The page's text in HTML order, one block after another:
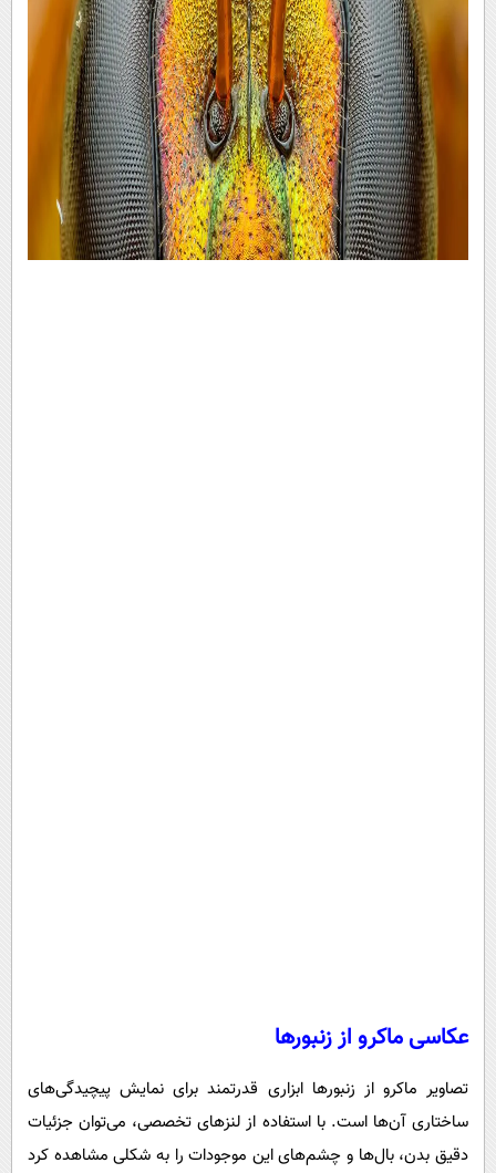
عکاسی ماکرو از زنبورها
تصاویر ماکرو از زنبورها ابزاری قدرتمند برای نمایش پیچیدگی‌های
ساختاری آن‌ها است. با استفاده از لنزهای تخصصی، می‌توان جزئیات
دقیق بدن، بال‌ها و چشم‌های این موجودات را به شکلی مشاهده کرد